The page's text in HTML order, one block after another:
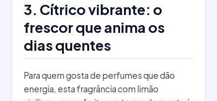
3. Cítrico vibrante: o
frescor que anima os
dias quentes
Para quem gosta de perfumes que dão
energia, esta fragrância com limão